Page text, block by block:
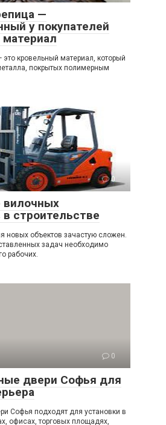
—
у покупателей
кровельный материал, который
покрытых полимерным
0
вилочных
в строительстве
новых объектов зачастую сложен.
задач необходимо
рабочих.
0
двери Софья для
Софья подходят для установки в
офисах, торговых площадях,